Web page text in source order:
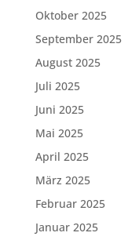
Oktober 2025
September 2025
August 2025
Juli 2025
Juni 2025
Mai 2025
April 2025
März 2025
Februar 2025
Januar 2025